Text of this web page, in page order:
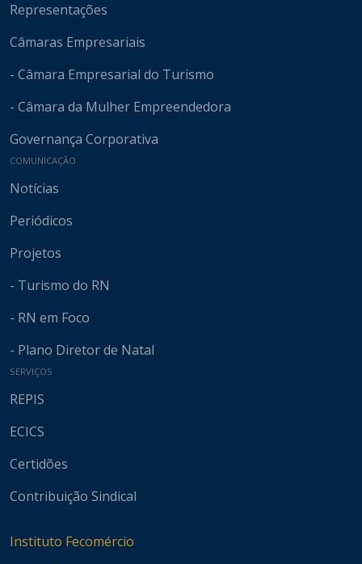
Representações
Câmaras Empresariais
- Câmara Empresarial do Turismo
- Câmara da Mulher Empreendedora
Governança Corporativa
COMUNICAÇÃO
Notícias
Periódicos
Projetos
- Turismo do RN
- RN em Foco
- Plano Diretor de Natal
SERVIÇOS
REPIS
ECICS
Certidões
Contribuição Sindical
Instituto Fecomércio